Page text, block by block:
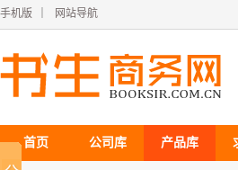
手机版 网站导航
首页 公司库 产品库